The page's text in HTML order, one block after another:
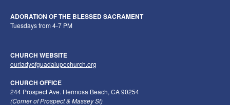
ADORATION OF THE BLESSED SACRAMENT
Tuesdays from 4-7 PM
CHURCH WEBSITE
ourladyofguadalupechurch.org
CHURCH OFFICE
244 Prospect Ave. Hermosa Beach, CA 90254
(Corner of Prospect & Massey St)